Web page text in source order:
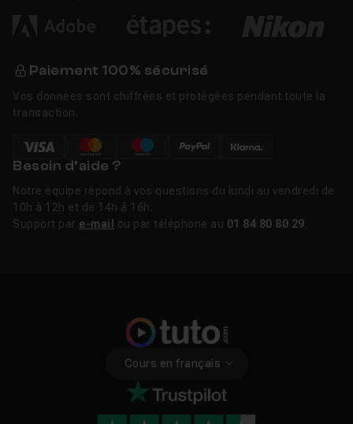
Paiement 100% sécurisé
Vos données sont chiffrées et protégées pendant toute la
transaction.
Besoin d’aide ?
Notre équipe répond à vos questions du lundi au vendredi de
10h à 12h et de 14h à 16h.
Support par e-mail ou par téléphone au 01 84 80 80 29
Cours en français